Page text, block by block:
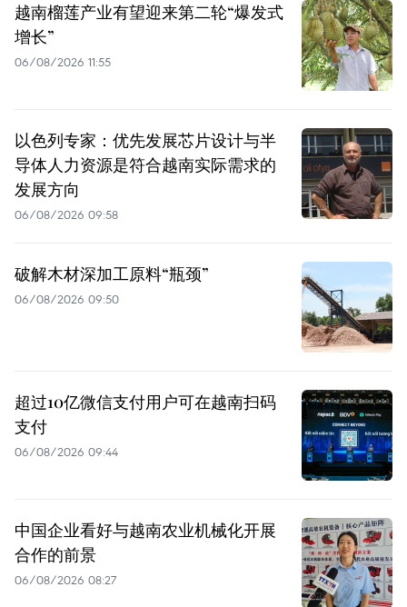
越南榴莲产业有望迎来第二轮“爆发式
增长”
06/08/2026 11:55
以色列专家：优先发展芯片设计与半
导体人力资源是符合越南实际需求的
发展方向
06/08/2026 09:58
破解木材深加工原料“瓶颈”
06/08/2026 09:50
超过10亿微信支付用户可在越南扫码
支付
06/08/2026 09:44
中国企业看好与越南农业机械化开展
合作的前景
06/08/2026 08:27